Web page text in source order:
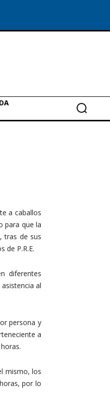
a caballos
para que la
tras de sus
de P.R.E.
diferentes
al
persona y
a
mismo, los
por lo